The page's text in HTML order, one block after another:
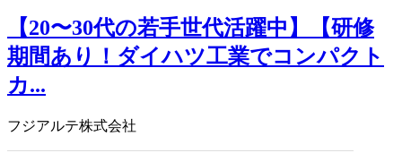
【20〜30代の若手世代活躍中】【研修
期間あり！ダイハツ工業でコンパクト
カ...
フジアルテ株式会社